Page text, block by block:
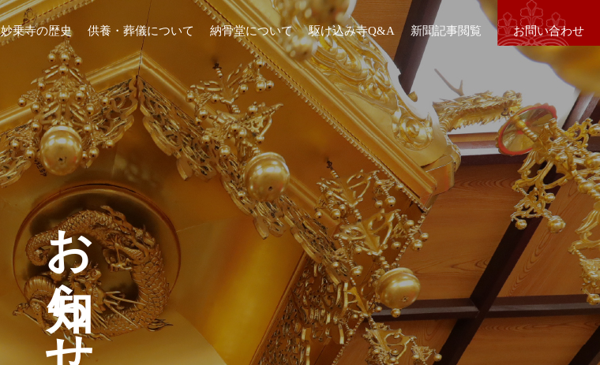
妙乗寺の歴史 供養・葬儀について 納骨堂について 駆け込み寺Q&A 新聞記事閲覧 お問い合わせ
お知らせ